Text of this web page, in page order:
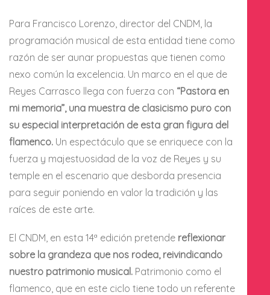
Para Francisco Lorenzo, director del CNDM, la
programación musical de esta entidad tiene como
razón de ser aunar propuestas que tienen como
nexo común la excelencia. Un marco en el que de
Reyes Carrasco llega con fuerza con “Pastora en
mi memoria”, una muestra de clasicismo puro con
su especial interpretación de esta gran figura del
flamenco. Un espectáculo que se enriquece con la
fuerza y majestuosidad de la voz de Reyes y su
temple en el escenario que desborda presencia
para seguir poniendo en valor la tradición y las
raíces de este arte.
El CNDM, en esta 14ª edición pretende reflexionar
sobre la grandeza que nos rodea, reivindicando
nuestro patrimonio musical. Patrimonio como el
flamenco, que en este ciclo tiene todo un referente